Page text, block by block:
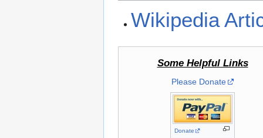
Wikipedia
Some Helpful Links
Please Donate
Donate